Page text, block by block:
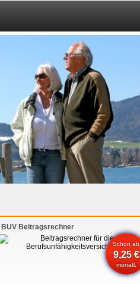
BUV Beitragsrechner
Schon ab
9,25 €
monatl.